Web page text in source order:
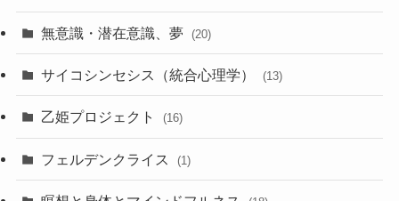
無意識・潜在意識、夢 (20)
サイコシンセシス（統合心理学） (13)
乙姫プロジェクト (16)
フェルデンクライス (1)